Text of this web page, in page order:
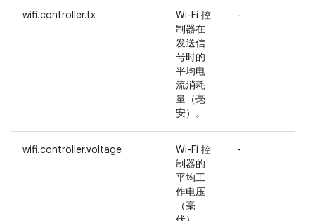
wifi.controller.tx
Wi-Fi 控
制器在
发送信
号时的
平均电
流消耗
量（毫
安）。
-
wifi.controller.voltage
Wi-Fi 控
制器的
平均工
作电压
（毫
-